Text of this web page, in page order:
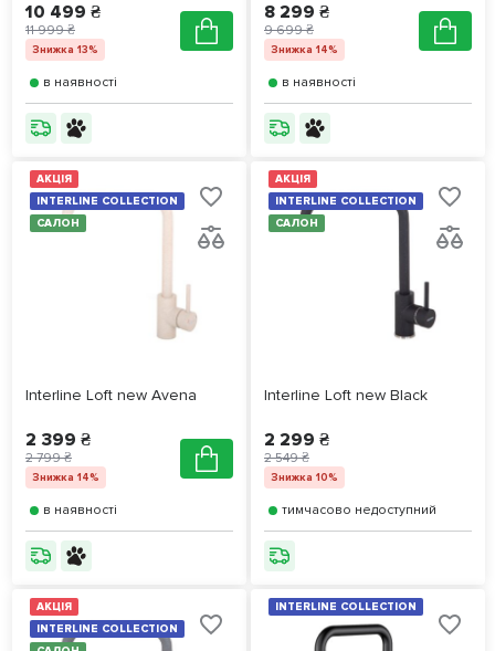
10 499 ₴
11 999 ₴
Знижка 13%
в наявності
8 299 ₴
9 699 ₴
Знижка 14%
в наявності
АКЦІЯ
INTERLINE COLLECTION
САЛОН
Interline Loft new Avena
2 399 ₴
2 799 ₴
Знижка 14%
в наявності
АКЦІЯ
INTERLINE COLLECTION
САЛОН
Interline Loft new Black
2 299 ₴
2 549 ₴
Знижка 10%
тимчасово недоступний
АКЦІЯ
INTERLINE COLLECTION
INTERLINE COLLECTION